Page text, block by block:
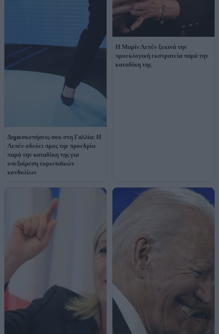
Δημοσκοπήσεις-σοκ στη Γαλλία: Η
Λεπέν οδεύει προς την προεδρία
παρά την καταδίκη της για
υπεξαίρεση ευρωπαϊκών
κονδυλίων
Η Μαρίν Λεπέν ξεκινά την
προεκλογική εκστρατεία παρά την
καταδίκη της